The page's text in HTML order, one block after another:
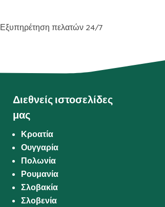
Εξυπηρέτηση πελατών 24/7
Διεθνείς ιστοσελίδες
μας
Κροατία
Ουγγαρία
Πολωνία
Ρουμανία
Σλοβακία
Σλοβενία